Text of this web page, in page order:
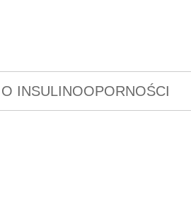
INSULINOOPORNOŚCI